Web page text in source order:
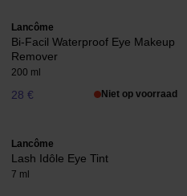
Lancôme
Bi-Facil Waterproof Eye Makeup
Remover
200 ml
28 € Niet op voorraad
Lancôme
Lash Idôle Eye Tint
7 ml